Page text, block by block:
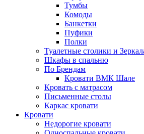
Тумбы
Комоды
Банкетки
Пуфики
Полки
Туалетные столики и
Шкафы в спальню
По Брендам
Кровати ВМК Шале
Кровать с матрасом
Письменные столы
Каркас кровати
Кровати
Недорогие кровати